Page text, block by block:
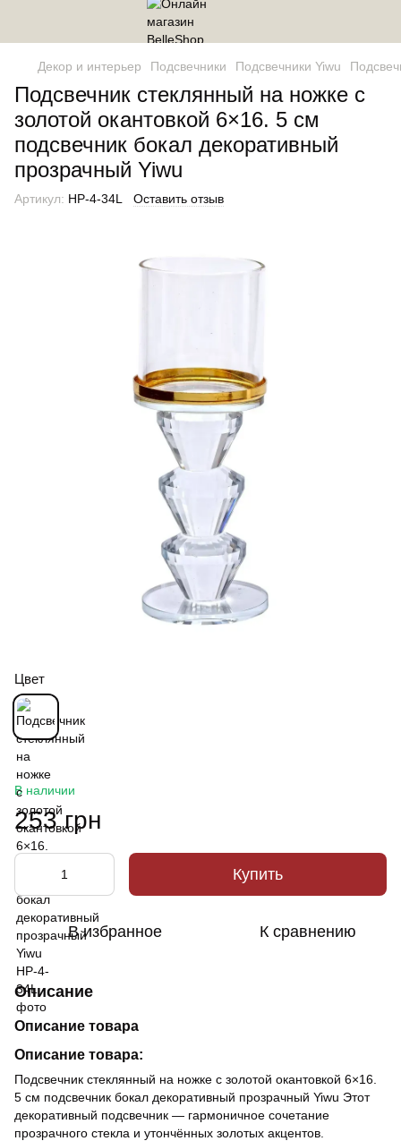
Декор и интерьер Подсвечники Подсвечники Yiwu
Подсвечник стеклянный на ножке с
золотой окантовкой 6×16. 5 см
подсвечник бокал декоративный
прозрачный Yiwu
Артикул: HP-4-34L Оставить отзыв
Цвет
В наличии
253 грн
Купить
В избранное К сравнению
Описание
Описание товара
Описание товара:
Подсвечник стеклянный на ножке с золотой окантовкой 6×16.
5 см подсвечник бокал декоративный прозрачный Yiwu Этот
декоративный подсвечник — гармоничное сочетание
прозрачного стекла и утончённых золотых акцентов.